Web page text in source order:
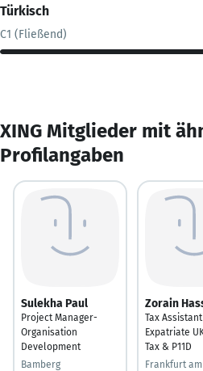
Türkisch
C1 (Fließend)
XING Mitglieder mit
Profilangaben
Sulekha Paul
Project Manager-
Organisation
Development
Bamberg
Zorain
Tax
Expatriate
Tax & P11D
Frankfurt